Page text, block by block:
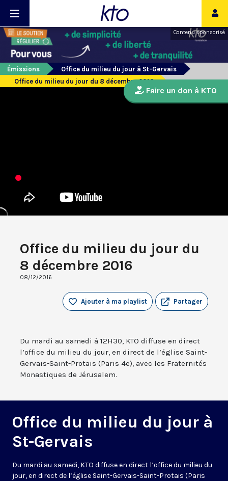
Contenu sponsorisé
Émissions
Office du milieu du jour à St-Gervais
Office du milieu du jour du 8 décembre 2016
Office du milieu du jour du
8 décembre 2016
08/12/2016
Partager
Ajouter à ma playlist
Du mardi au samedi à 12H30, KTO diffuse en direct
l’office du milieu du jour, en direct de l’église Saint-
Gervais-Saint-Protais (Paris 4e), avec les Fraternités
Monastiques de Jérusalem.
Office du milieu du jour à
St-Gervais
Du mardi au samedi, KTO diffuse en direct l’office du milieu du
jour, en direct de l’église Saint-Gervais-Saint-Protais (Paris
Faire un don à KTO